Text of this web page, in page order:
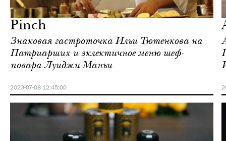
Pinch
Знаковая гастроточка Ильи Тютенкова на
Патриарших и эклектичное меню шеф-
повара Луиджи Маньи
2023-07-08 12:45:00